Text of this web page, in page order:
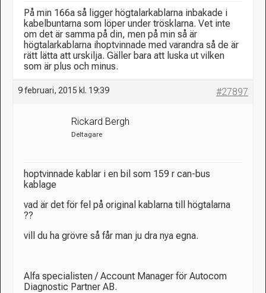
På min 166a så ligger högtalarkablarna inbakade i
kabelbuntarna som löper under trösklarna. Vet inte
om det är samma på din, men på min så är
högtalarkablarna ihoptvinnade med varandra så de är
rätt lätta att urskilja. Gäller bara att luska ut vilken
som är plus och minus.
9 februari, 2015 kl. 19:39 #27897
Rickard Bergh
Deltagare
hoptvinnade kablar i en bil som 159 r can-bus
kablage
vad är det för fel på original kablarna till högtalarna
??
vill du ha grövre så får man ju dra nya egna.
Alfa specialisten / Account Manager för Autocom
Diagnostic Partner AB.